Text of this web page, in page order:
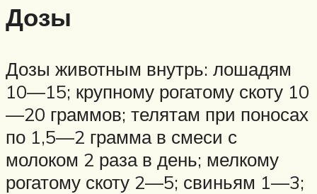
Дозы
Дозы животным внутрь: лошадям
10—15; крупному рогатому скоту 10
—20 граммов; телятам при поносах
по 1,5—2 грамма в смеси с
молоком 2 раза в день; мелкому
рогатому скоту 2—5; свиньям 1—3;